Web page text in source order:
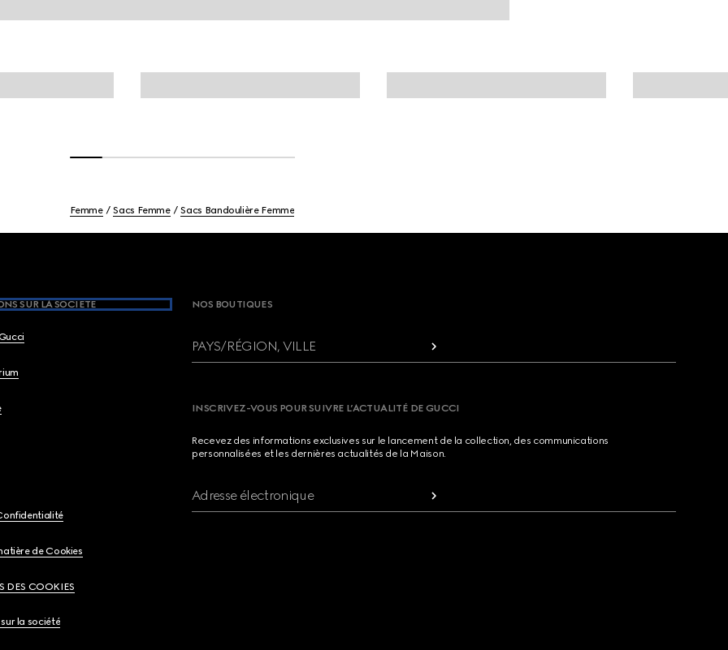
Femme Sacs Femme Sacs Bandoulière Femme
SUR LA SOCIETE
de Cookies
DES COOKIES
la société
NOS BOUTIQUES
PAYS/RÉGION, VILLE
INSCRIVEZ-VOUS POUR SUIVRE L’ACTUALITÉ DE GUCCI
Recevez des informations exclusives sur le lancement de la collection, des communications
personnalisées et les dernières actualités de la Maison.
Adresse électronique